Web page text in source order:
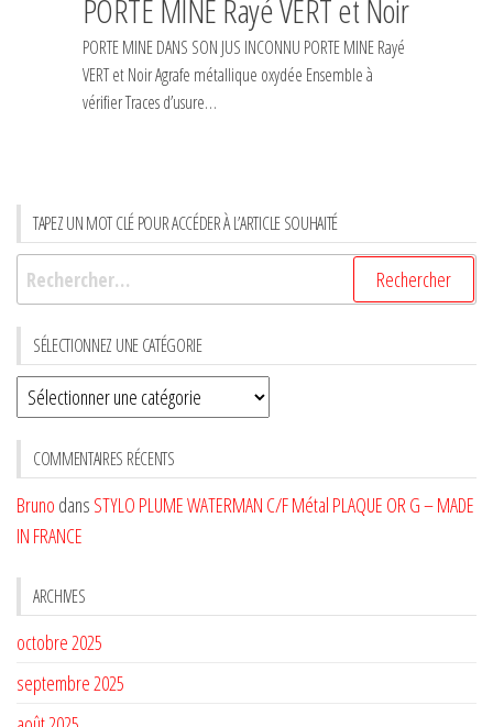
PORTE MINE Rayé VERT et Noir
PORTE MINE DANS SON JUS INCONNU PORTE MINE Rayé
VERT et Noir Agrafe métallique oxydée Ensemble à
vérifier Traces d’usure…
TAPEZ UN MOT CLÉ POUR ACCÉDER À L’ARTICLE SOUHAITÉ
Rechercher :
SÉLECTIONNEZ UNE CATÉGORIE
Sélectionnez
une
CATÉGORIE
COMMENTAIRES RÉCENTS
Bruno dans STYLO PLUME WATERMAN C/F Métal PLAQUE OR G – MADE
IN FRANCE
ARCHIVES
octobre 2025
septembre 2025